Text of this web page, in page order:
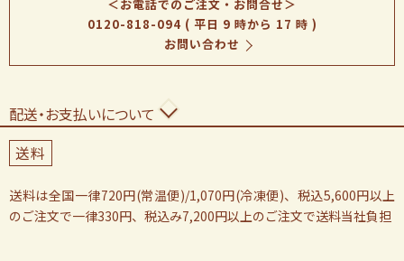
＜お電話でのご注文・お問合せ＞
0120-818-094( 平日 9 時から 17 時 )
お問い合わせ
配送・お支払いについて
送料
送料は全国一律720円(常温便)/1,070円(冷凍便)、税込5,600円以上
のご注文で一律330円、税込み7,200円以上のご注文で送料当社負担